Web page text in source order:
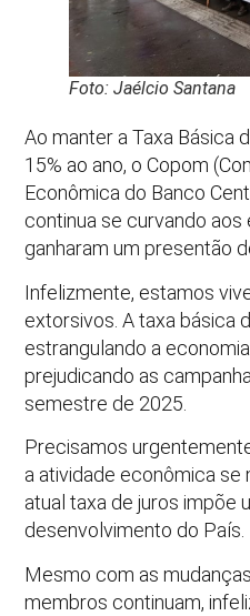
Foto: Jaélcio Santana
Ao manter a Taxa Básica
15% ao ano, o Copom
Econômica do Banco
continua se curvando
ganharam um presentão
Infelizmente, estamos
extorsivos. A taxa básica
estrangulando a
prejudicando as
semestre de 2025.
Precisamos
a atividade econômica se
atual taxa de juros impõe
desenvolvimento do País.
Mesmo com as
membros continuam,